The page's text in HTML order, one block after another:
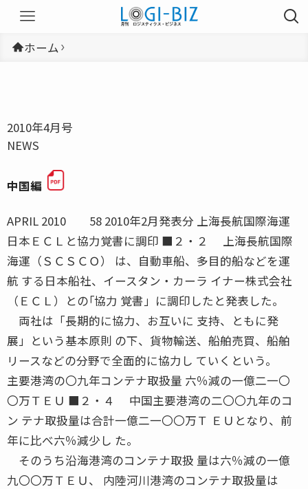
ホーム
2010年4月号
NEWS
中国編
APRIL 2010 58 2010年2月発表分 上海長航国際海運
日本ＥＣＬと協力覚書に調印 ■２・２ 上海長航国際
海運（ＳＣＳＣＯ） は、自動車船、多目的船などを運
航 する日本船社、イースタン・カーラ イナー株式会社
（ＥＣＬ）との｢協力 覚書」に調印したと発表した。
両社は「長期的に協力、お互いに 支持、ともに発
展」という基本原則 の下、貨物輸送、船舶売買、船舶
リースなどの分野で全面的に協力し ていくという。
主要港湾の〇九年コンテナ取扱量 六％減の一億二一〇
〇万ＴＥＵ ■２・４ 中国主要港湾の二〇〇九年のコ
ン テナ取扱量は合計一億二一〇〇万Ｔ ＥＵとなり、前
年に比べ六％減少し た。
そのうち沿海港湾のコンテナ取扱 量は六％減の一億
九〇〇万ＴＥＵ、 内陸河川港湾のコンテナ取扱量は